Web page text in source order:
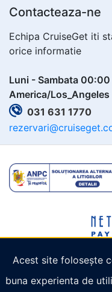
Acest site folosește
buna experienta de
Contacteaza-ne
Echipa CruiseGet iti
orice informatie
Luni - Sambata
America/Los_Angeles
031 631 1770
Copyright © 2026